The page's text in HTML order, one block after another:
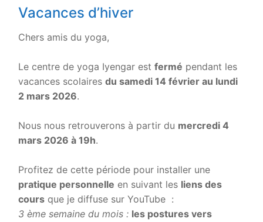
Vacances d’hiver
Chers amis du yoga,
Le centre de yoga Iyengar est fermé pendant les
vacances scolaires du samedi 14 février au lundi
2 mars 2026.
Nous nous retrouverons à partir du mercredi 4
mars 2026 à 19h.
Profitez de cette période pour installer une
pratique personnelle en suivant les liens des
cours que je diffuse sur YouTube :
3 ème semaine du mois : les postures vers